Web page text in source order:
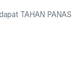
TAHAN